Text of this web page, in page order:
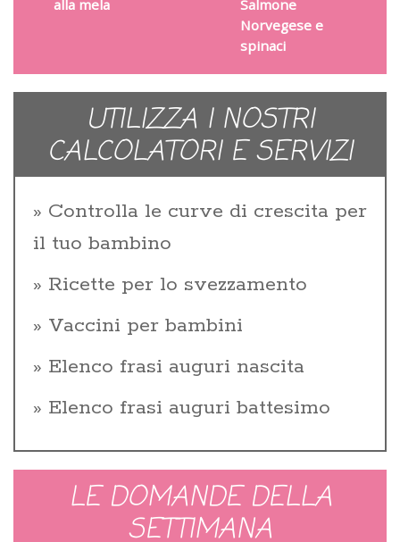
alla mela
Salmone
Norvegese e
spinaci
UTILIZZA I NOSTRI
CALCOLATORI E SERVIZI
Controlla le curve di crescita per
il tuo bambino
Ricette per lo svezzamento
Vaccini per bambini
Elenco frasi auguri nascita
Elenco frasi auguri battesimo
LE DOMANDE DELLA
SETTIMANA